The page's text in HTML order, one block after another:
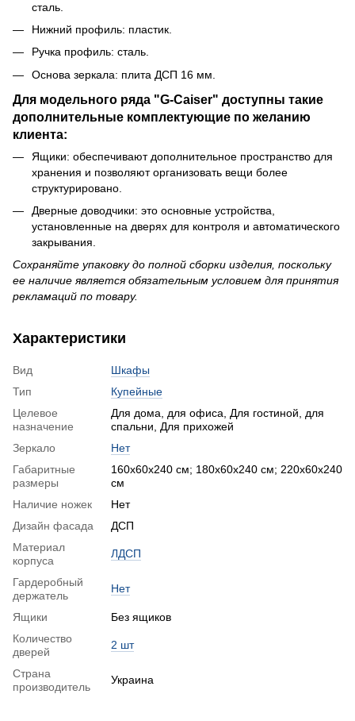
сталь.
Нижний профиль: пластик.
Ручка профиль: сталь.
Основа зеркала: плита ДСП 16 мм.
Для модельного ряда "G-Caiser" доступны такие
дополнительные комплектующие по желанию
клиента:
Ящики: обеспечивают дополнительное пространство для
хранения и позволяют организовать вещи более
структурировано.
Дверные доводчики: это основные устройства,
установленные на дверях для контроля и автоматического
закрывания.
Сохраняйте упаковку до полной сборки изделия, поскольку
ее наличие является обязательным условием для принятия
рекламаций по товару.
Характеристики
Вид
Шкафы
Тип
Купейные
Целевое
назначение
Для дома, для офиса, Для гостиной, для
спальни, Для прихожей
Зеркало
Нет
Габаритные
размеры
160х60х240 см; 180x60x240 см; 220x60x240
см
Наличие ножек
Нет
Дизайн фасада
ДСП
Материал
корпуса
ЛДСП
Гардеробный
держатель
Нет
Ящики
Без ящиков
Количество
дверей
2 шт
Страна
производитель
Украина